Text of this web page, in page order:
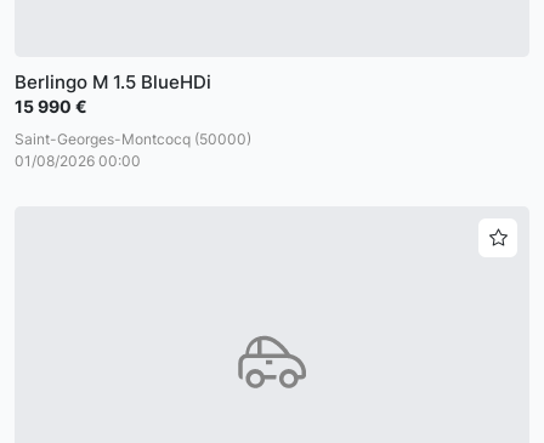
Berlingo M 1.5 BlueHDi
15 990 €
Saint-Georges-Montcocq (50000)
01/08/2026 00:00